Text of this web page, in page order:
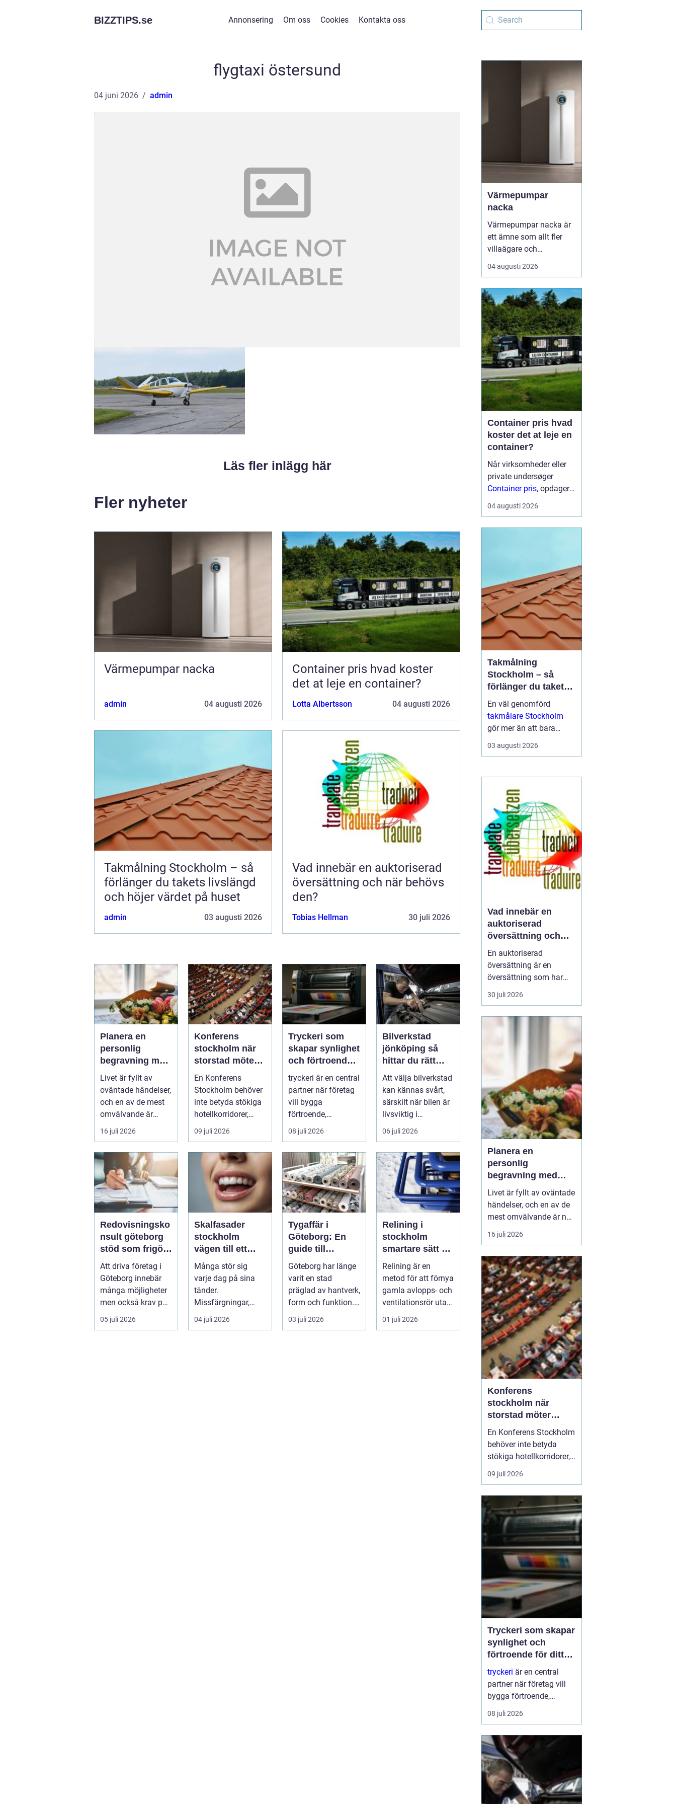
BIZZTIPS.se Annonsering Om oss Cookies Kontakta oss
flygtaxi östersund
04 juni 2026 admin
Läs fler inlägg här
Fler nyheter
Värmepumpar nacka
admin 04 augusti 2026
Container pris hvad koster
det at leje en container?
Lotta Albertsson 04 augusti 2026
Takmålning Stockholm – så
förlänger du takets livslängd
och höjer värdet på huset
admin 03 augusti 2026
Vad innebär en auktoriserad
översättning och när behövs
den?
Tobias Hellman 30 juli 2026
Planera en
personlig
begravning med
hjälp av en
begravningsbyr
Livet är fyllt av
oväntade händelser,
och en av de mest
omvälvande är
n&aum...
16 juli 2026
Konferens
stockholm när
storstad möter
rofylld
landsbygd
En Konferens
Stockholm behöver
inte betyda stökiga
hotellkorridorer,
trånga mötesrum
och brus från c...
09 juli 2026
Tryckeri som
skapar synlighet
och förtroende
för ditt företag
tryckeri är en central
partner när företag
vill bygga
förtroende,
synlighet och en
tydlig profil i a...
08 juli 2026
Bilverkstad
jönköping så
hittar du rätt
verkstad för din
bil
Att välja bilverkstad
kan kännas svårt,
särskilt när bilen är
livsviktig i
vardagen. För
många biläg...
06 juli 2026
Redovisningsko
nsult göteborg
stöd som frigör
tid och skapar
kontroll
Att driva företag i
Göteborg innebär
många möjligheter
men också krav på
ordning i ekonomin.
För må...
05 juli 2026
Skalfasader
stockholm
vägen till ett
naturligt vackert
leende
Många stör sig
varje dag på sina
tänder.
Missfärgningar,
sprickor, ojämna
kanter eller en sned
04 juli 2026
Tygaffär i
Göteborg: En
guide till
stadens textila
möjligheter
Göteborg har länge
varit en stad
präglad av hantverk,
form och funktion. I
dag mä...
03 juli 2026
Relining i
stockholm
smartare sätt att
förnya rören
Relining är en
metod för att förnya
gamla avlopps- och
ventilationsrör utan
att riva väggar och
golv...
01 juli 2026
Värmepumpar
nacka
Värmepumpar nacka är
ett ämne som allt fler
villaägare och
bostadsrättsföreningar
intresserar sig för när
och klimatfrågan blir
mer påtaglig. I nacka
finns många hus med
olika förutsättningar,
från äldre villor med
direktverk...
04 augusti 2026
Container pris hvad
koster det at leje en
container?
Når virksomheder eller
private undersøger
Container pris, opdager
mange hurtigt, at der
ikke findes én fast pris.
04 augusti 2026
Takmålning
Stockholm – så
förlänger du takets
livslängd och höjer
värdet på huset
En väl genomförd
takmålare Stockholm
gör mer än att bara
fräscha upp husets
utseende. Den skyddar
str...
03 augusti 2026
Vad innebär en
auktoriserad
översättning och
när behövs den?
En auktoriserad
översättning är en
översättning som har
juridisk giltighet. Den
utförs av en översättare
Kammarkollegiet och
att översättningen...
30 juli 2026
Planera en
personlig
begravning med
hjälp av en
begravningsbyrå
Livet är fyllt av oväntade
händelser, och en av de
mest omvälvande är när
någon nära oss går bort.
Det kan vara en
logistisk utmaning att
hantera. Här kommer en
begravning...
16 juli 2026
Konferens
stockholm när
storstad möter
rofylld landsbygd
En Konferens Stockholm
behöver inte betyda
stökiga hotellkorridorer,
trånga mötesrum och
brus från citytrafiken.
stället lugna, personliga
anläggningar strax
utanför stan där gruppen
kan fokusera, arbeta
ostört och samtidigt...
09 juli 2026
Tryckeri som skapar
synlighet och
förtroende för ditt
företag
tryckeri är en central
partner när företag vill
bygga förtroende,
synlighet och en tydlig
profil i alla fysiska
genomtänkta trycksaker
som visitkort, broschyrer
och skyltar blir
varumärket konkret o...
08 juli 2026